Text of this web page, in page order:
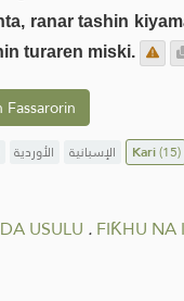
ranar tashin
turaren miski.
الأوردية الإسبانية Kari(15)
USULU .FIƘHU NA